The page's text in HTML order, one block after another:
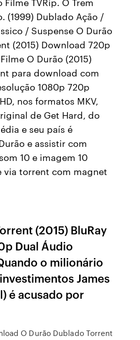
(1999) Dublado Ação /
/ Suspense O Durão
(2015) Download 720p
O Durão (2015)
para download com
1080p 720p
nos formatos MKV,
de Get Hard, do
e seu país é
e assistir com
10 e imagem 10
via torrent com magnet
(2015) BluRay
Dual Áudio
o milionário
James
é acusado por
O Durão Dublado Torrent